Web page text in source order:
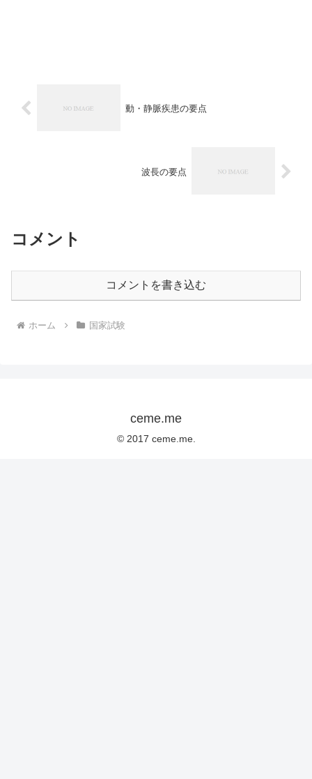
動・静脈疾患の要点
波長の要点
コメント
コメントを書き込む
ホーム 国家試験
ceme.me
© 2017 ceme.me.